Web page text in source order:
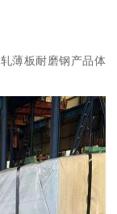
薄板耐磨钢产品体